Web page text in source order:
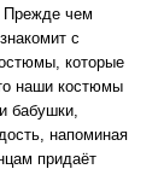
Прежде чем
с
которые
наши костюмы
бабушки,
напоминая
придаёт